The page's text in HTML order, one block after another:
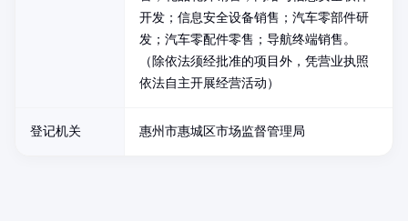
开发；信息安全设备销售；汽车零部件研
发；汽车零配件零售；导航终端销售。
（除依法须经批准的项目外，凭营业执照
依法自主开展经营活动）
登记机关 惠州市惠城区市场监督管理局